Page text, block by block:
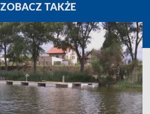
ZOBACZ TAKŻE